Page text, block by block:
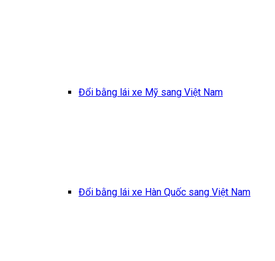
Đổi bằng lái xe Mỹ sang Việt Nam
Đổi bằng lái xe Hàn Quốc sang Việt Nam